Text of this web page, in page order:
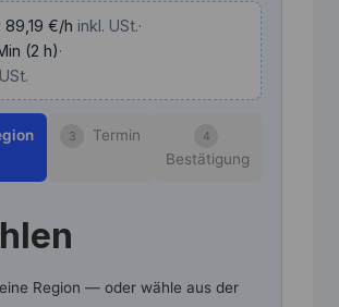
89,19 €/h inkl. USt.·
(2 h)·
3 Termin 4
Bestätigung
Region — oder wähle aus der